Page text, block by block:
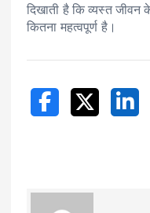
दिखाती है कि व्यस्त
कितना महत्वपूर्ण है।